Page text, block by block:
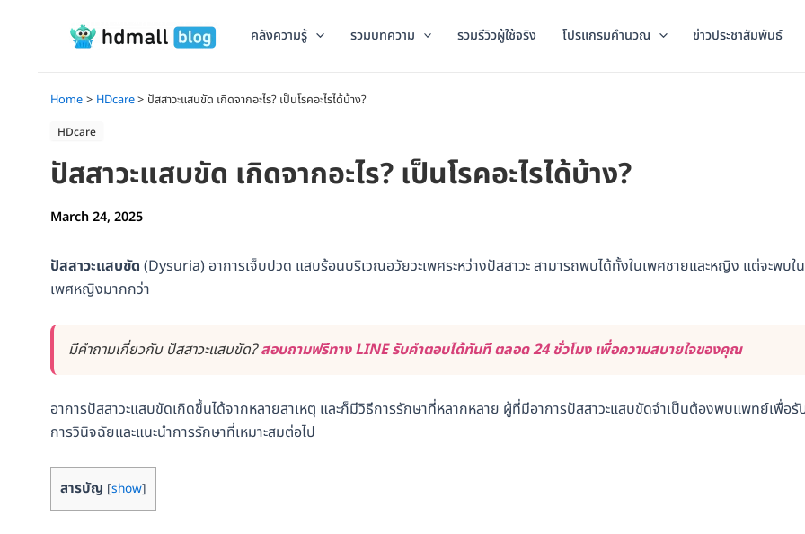
คลังความรู้ รวมบทความ รวมรีวิวผู้ใช้จริง โปรแกรมคำนวณ ข่าวประชาสัมพันธ์
Home HDcare ปัสสาวะแสบขัด เกิดจากอะไร? เป็นโรคอะไรได้บ้าง?
HDcare
ปัสสาวะแสบขัด เกิดจากอะไร? เป็นโรคอะไรได้บ้าง?
March 24, 2025
ปัสสาวะแสบขัด (Dysuria) อาการเจ็บปวด แสบร้อนบริเวณอวัยวะเพศระหว่างปัสสาวะ สามารถพบได้ทั้งในเพศชายและหญิง แต่จะพบใน
เพศหญิงมากกว่า
มีคำถามเกี่ยวกับ ปัสสาวะแสบขัด?สอบถามฟรีทาง LINE รับคำตอบได้ทันที ตลอด 24 ชั่วโมง เพื่อความสบายใจของคุณ
อาการปัสสาวะแสบขัดเกิดขึ้นได้จากหลายสาเหตุ และก็มีวิธีการรักษาที่หลากหลาย ผู้ที่มีอาการปัสสาวะแสบขัดจำเป็นต้องพบแพทย์เพื่อรั
การวินิจฉัยและแนะนำการรักษาที่เหมาะสมต่อไป
สารบัญ [show]